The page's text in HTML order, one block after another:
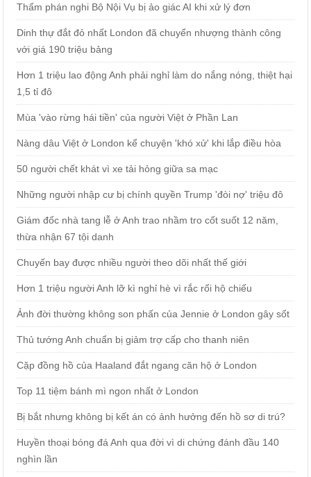
Thẩm phán nghi Bộ Nội Vụ bị ảo giác AI khi xử lý đơn
Dinh thự đắt đỏ nhất London đã chuyển nhượng thành công
với giá 190 triệu bảng
Hơn 1 triệu lao động Anh phải nghỉ làm do nắng nóng, thiệt hại
1,5 tỉ đô
Mùa 'vào rừng hái tiền' của người Việt ở Phần Lan
Nàng dâu Việt ở London kể chuyện 'khó xử' khi lắp điều hòa
50 người chết khát vì xe tải hỏng giữa sa mạc
Những người nhập cư bị chính quyền Trump 'đòi nợ' triệu đô
Giám đốc nhà tang lễ ở Anh trao nhầm tro cốt suốt 12 năm,
thừa nhận 67 tội danh
Chuyến bay được nhiều người theo dõi nhất thế giới
Hơn 1 triệu người Anh lỡ kì nghỉ hè vì rắc rối hộ chiếu
Ảnh đời thường không son phấn của Jennie ở London gây sốt
Thủ tướng Anh chuẩn bị giảm trợ cấp cho thanh niên
Cặp đồng hồ của Haaland đắt ngang căn hộ ở London
Top 11 tiệm bánh mì ngon nhất ở London
Bị bắt nhưng không bị kết án có ảnh hưởng đến hồ sơ di trú?
Huyền thoại bóng đá Anh qua đời vì di chứng đánh đầu 140
nghìn lần